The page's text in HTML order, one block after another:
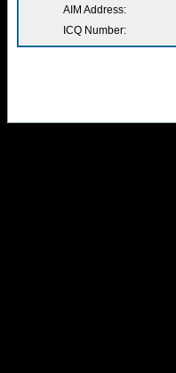
AIM Address:
ICQ Number: